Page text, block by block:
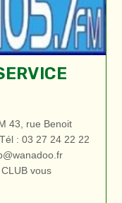
43, rue Benoit
: 03 27 24 22 22
vous